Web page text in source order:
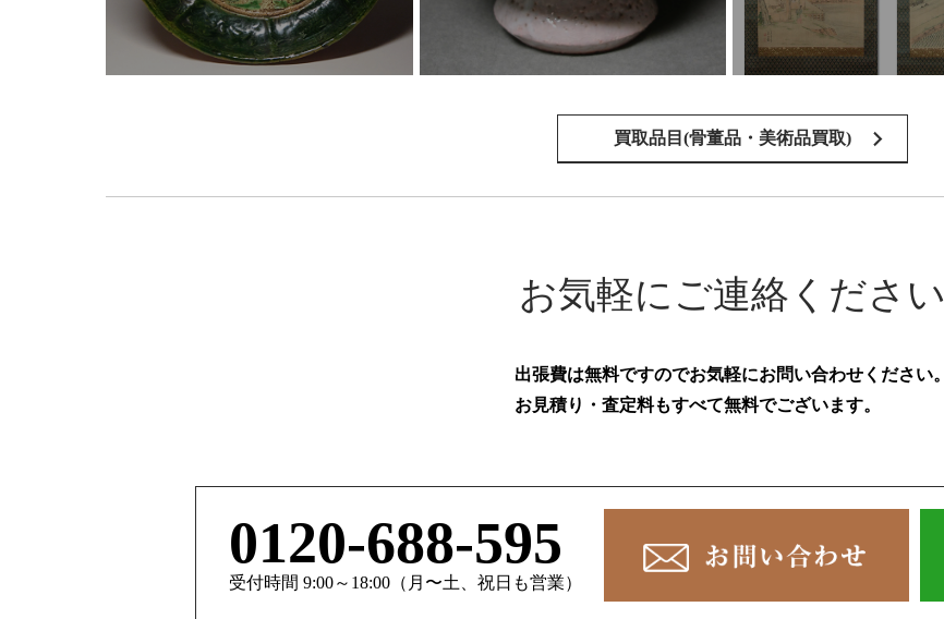
買取品目(骨董品・美術品買取)
お気軽にご連絡ください
出張費は無料ですのでお気軽にお問い合わせください。
お見積り・査定料もすべて無料でございます。
0120-688-595
受付時間 9:00～18:00（月〜土、祝日も営業）